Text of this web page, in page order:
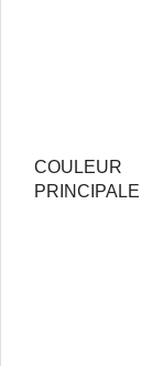
COULEUR
PRINCIPALE